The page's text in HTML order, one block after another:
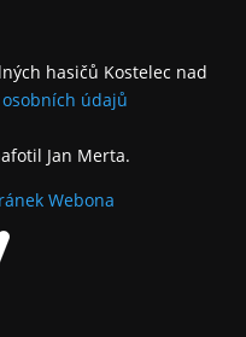
hasičů Kostelec nad
údajů
Jan Merta.
Webona